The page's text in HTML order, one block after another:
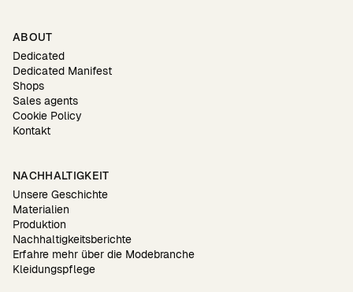
ABOUT
Dedicated
Dedicated Manifest
Shops
Sales agents
Cookie Policy
Kontakt
NACHHALTIGKEIT
Unsere Geschichte
Materialien
Produktion
Nachhaltigkeitsberichte
Erfahre mehr über die Modebranche
Kleidungspflege